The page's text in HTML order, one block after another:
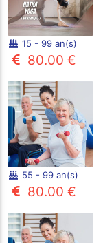
15 - 99 an(s)
80.00 €
55 - 99 an(s)
80.00 €